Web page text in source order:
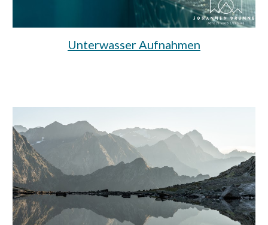
Unterwasser Aufnahmen